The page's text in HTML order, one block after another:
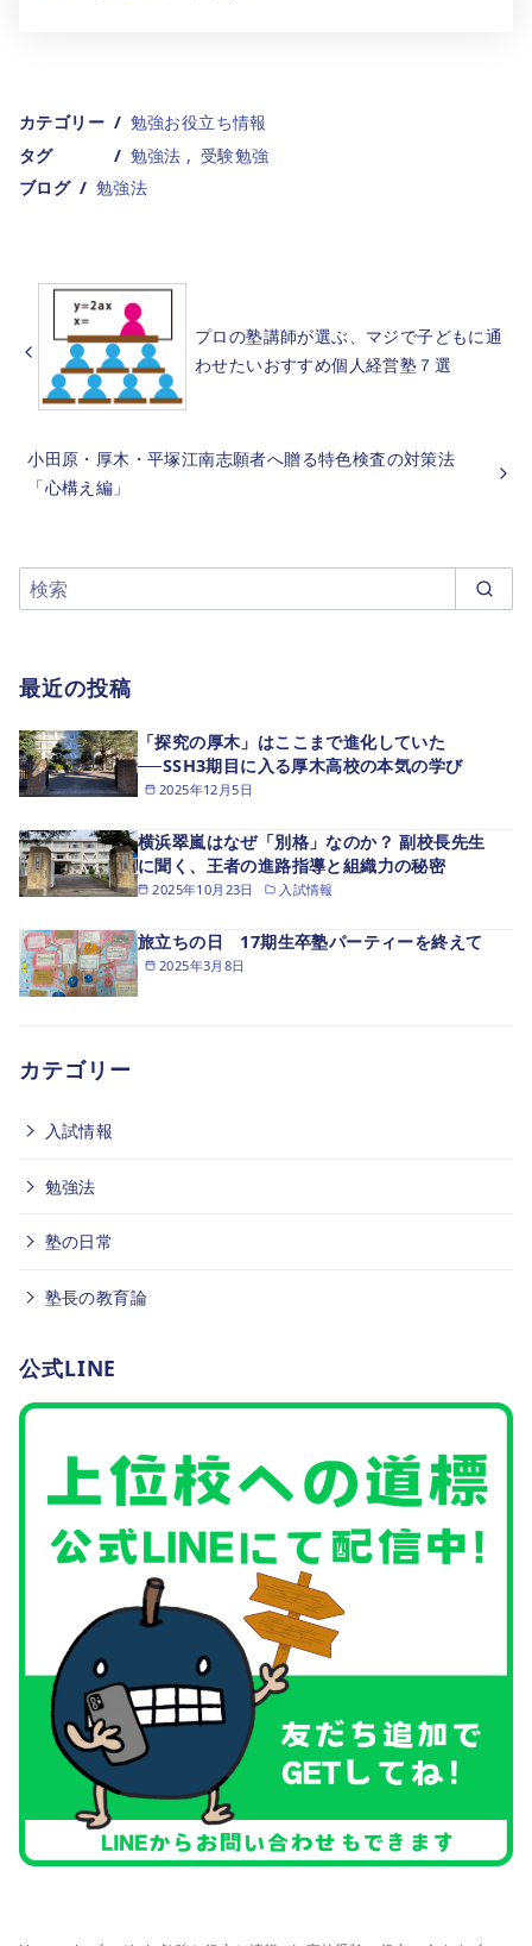
カテゴリー
勉強お役立ち情報
タグ
勉強法
受験勉強
ブログ
勉強法
プロの塾講師が選ぶ、マジで子どもに通
わせたいおすすめ個人経営塾７選
小田原・厚木・平塚江南志願者へ贈る特色検査の対策法
「心構え編」
最近の投稿
2025年12月5日
「探究の厚木」はここまで進化していた
──SSH3期目に入る厚木高校の本気の学び
2025年10月23日 入試情報
横浜翠嵐はなぜ「別格」なのか？ 副校長先生
に聞く、王者の進路指導と組織力の秘密
2025年3月8日
旅立ちの日 17期生卒塾パーティーを終えて
カテゴリー
入試情報
勉強法
塾の日常
塾長の教育論
公式LINE